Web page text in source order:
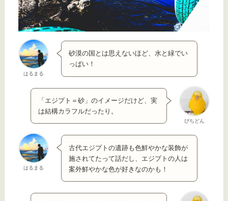
はるまる
砂漠の国とは思えないほど、水と緑でい
っぱい！
ぴちどん
「エジプト＝砂」のイメージだけど、実
は結構カラフルだったり。
はるまる
古代エジプトの遺跡も色鮮やかな装飾が
施されてたって話だし、エジプトの人は
案外鮮やかな色が好きなのかも！